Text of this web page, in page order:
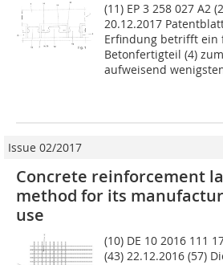
(11) EP 3 258 027 A2
20.12.2017
Erfindung betrifft ein
Betonfertigteil (4)
aufweisend
Issue 02/2017
Concrete reinforcement
method for its
use
(10) DE 10 2016 111
(43) 22.12.2016 (57)